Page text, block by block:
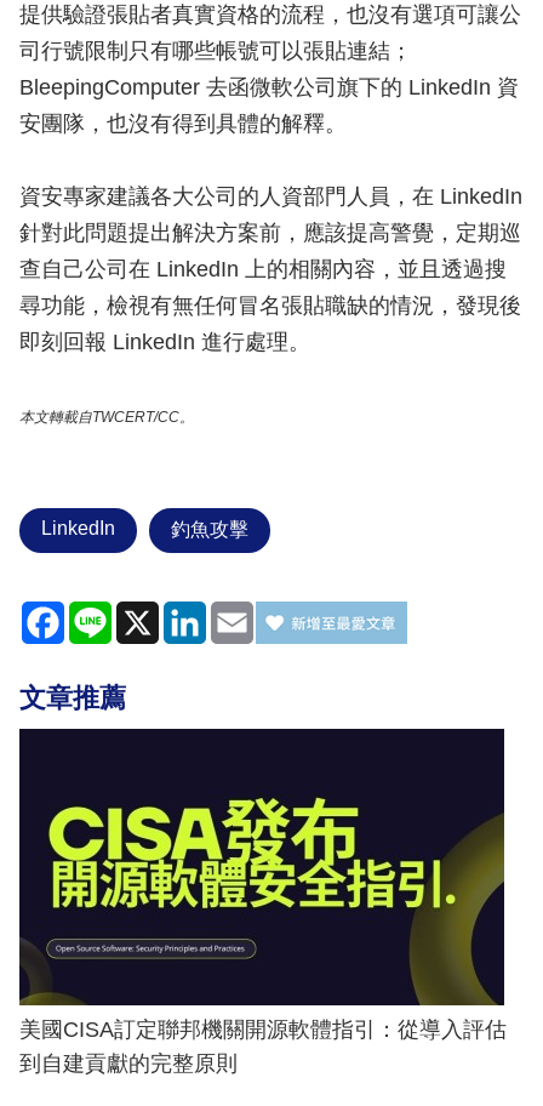
提供驗證張貼者真實資格的流程，也沒有選項可讓公
司行號限制只有哪些帳號可以張貼連結；
BleepingComputer 去函微軟公司旗下的 LinkedIn 資
安團隊，也沒有得到具體的解釋。
資安專家建議各大公司的人資部門人員，在 LinkedIn
針對此問題提出解決方案前，應該提高警覺，定期巡
查自己公司在 LinkedIn 上的相關內容，並且透過搜
尋功能，檢視有無任何冒名張貼職缺的情況，發現後
即刻回報 LinkedIn 進行處理。
本文轉載自TWCERT/CC。
LinkedIn 釣魚攻擊
Facebook
Line X LinkedIn
Email
文章推薦
美國CISA訂定聯邦機關開源軟體指引：從導入評估
到自建貢獻的完整原則